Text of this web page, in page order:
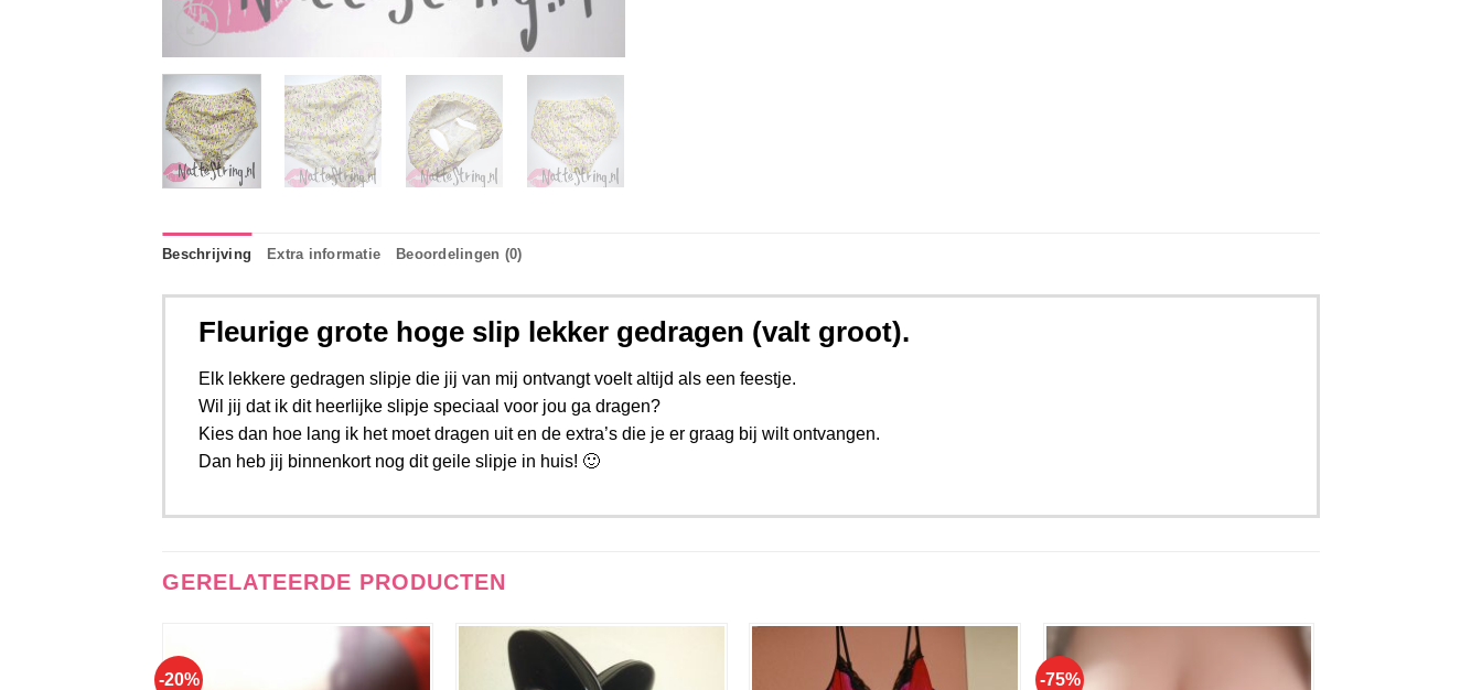
Beschrijving Extra informatie Beoordelingen (0)
Fleurige grote hoge slip lekker gedragen (valt groot).
Elk lekkere gedragen slipje die jij van mij ontvangt voelt altijd als een feestje.
Wil jij dat ik dit heerlijke slipje speciaal voor jou ga dragen?
Kies dan hoe lang ik het moet dragen uit en de extra’s die je er graag bij wilt ontvangen.
Dan heb jij binnenkort nog dit geile slipje in huis! 🙂
GERELATEERDE PRODUCTEN
-20% -75%